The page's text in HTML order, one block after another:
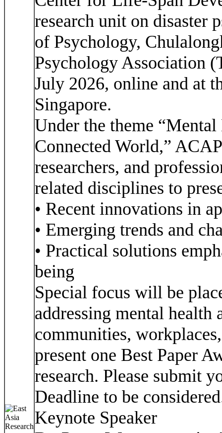
research unit on disaster
of Psychology,
Psychology Association
July 2026, online and at
Singapore.
Under the theme
Connected World,”
researchers, and
related disciplines to
• Recent innovations in
• Emerging trends and
• Practical solutions
being
Special focus will be
addressing mental
communities,
present one Best Paper
research. Please submit
Deadline to be
Keynote Speaker